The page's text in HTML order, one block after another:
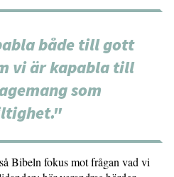
både till gott
vi är kapabla till
som
Bibeln fokus mot frågan vad vi